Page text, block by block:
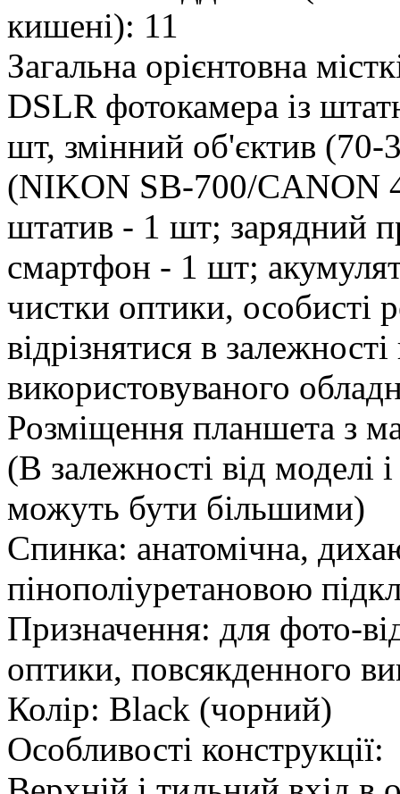
кишені): 11
Загальна орієнтовна
DSLR фотокамера із
шт, змінний об'єктив
(NIKON SB-700/CANON
штатив - 1 шт; зарядний
смартфон - 1 шт;
чистки оптики, особисті
відрізнятися в залежності
використовуваного
Розміщення планшета з
(В залежності від моделі
можуть бути більшими)
Спинка: анатомічна,
пінополіуретановою
Призначення: для фото-
оптики, повсякденного
Колір: Black (чорний)
Особливості конструкції: